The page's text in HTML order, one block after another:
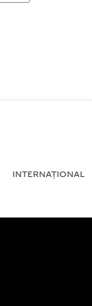
INTERNAŢIONAL